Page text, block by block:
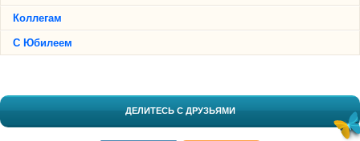
Коллегам
С Юбилеем
ДЕЛИТЕСЬ С ДРУЗЬЯМИ